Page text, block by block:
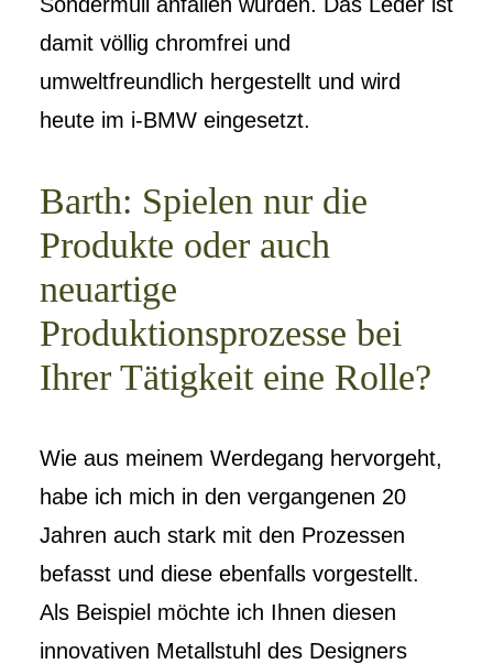
damit völlig chromfrei und
umweltfreundlich hergestellt und wird
heute im i-BMW eingesetzt.
Barth: Spielen nur die
Produkte oder auch
neuartige
Produktionsprozesse bei
Ihrer Tätigkeit eine Rolle?
Wie aus meinem Werdegang hervorgeht,
habe ich mich in den vergangenen 20
Jahren auch stark mit den Prozessen
befasst und diese ebenfalls vorgestellt.
Als Beispiel möchte ich Ihnen diesen
innovativen Metallstuhl des Designers